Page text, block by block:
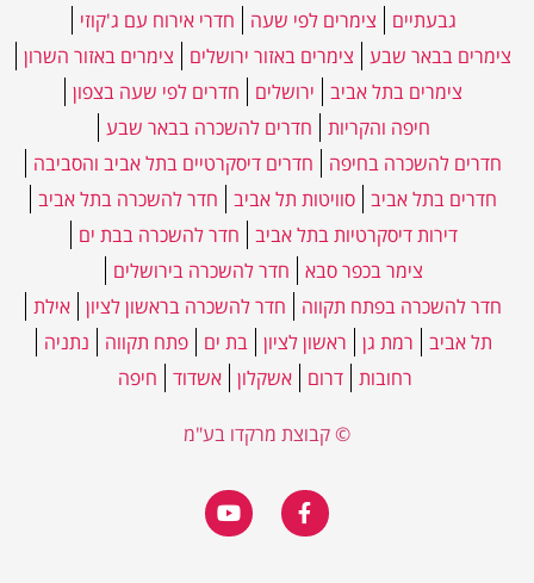
גבעתיים
צימרים לפי שעה
חדרי אירוח עם ג'קוזי
צימרים בבאר שבע
צימרים באזור ירושלים
צימרים באזור השרון
צימרים בתל אביב
ירושלים
חדרים לפי שעה בצפון
חיפה והקריות
חדרים להשכרה בבאר שבע
חדרים להשכרה בחיפה
חדרים דיסקרטיים בתל אביב והסביבה
חדרים בתל אביב סוויטות תל אביב
חדר להשכרה בתל אביב
דירות דיסקרטיות בתל אביב
חדר להשכרה בבת ים
צימר בכפר סבא
חדר להשכרה בירושלים
חדר להשכרה בפתח תקווה
חדר להשכרה בראשון לציון אילת
תל אביב
רמת גן ראשון לציון בת ים פתח תקווה
נתניה
רחובות
דרום אשקלון אשדוד חיפה
© קבוצת מרקדו בע"מ